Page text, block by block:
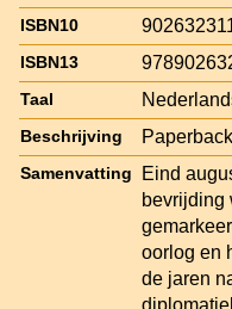
ISBN10
ISBN13
Taal
Beschrijving
Samenvatting
Eind
bevrijding
oorlog en
de jaren